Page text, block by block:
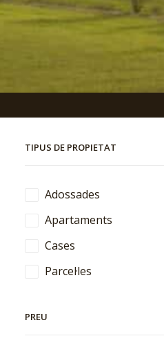
TIPUS DE PROPIETAT
Adossades
Apartaments
Cases
Parcel·les
PREU